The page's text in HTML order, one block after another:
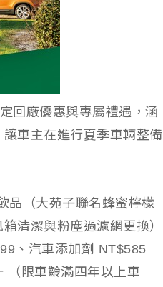
回廠優惠與專屬禮遇，涵
車主在進行夏季車輛整備
品（大苑子聯名蜂蜜檸檬
清潔與粉塵過濾網更換）
、汽車添加劑 NT$585
（限車齡滿四年以上車